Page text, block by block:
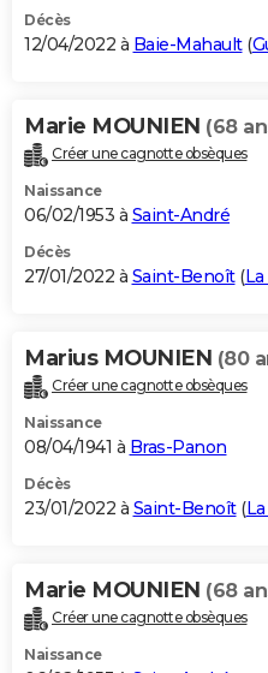
Décès
12/04/2022 à Baie-Mahault(
Marie MOUNIEN (68
Créer une cagnotte obsèques
Naissance
06/02/1953 à Saint-André
Décès
27/01/2022 à Saint-Benoît(
Marius MOUNIEN (80
Créer une cagnotte obsèques
Naissance
08/04/1941 à Bras-Panon
Décès
23/01/2022 à Saint-Benoît(
Marie MOUNIEN (68
Créer une cagnotte obsèques
Naissance